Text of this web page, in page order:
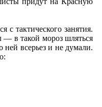
тактического занятия.
— в такой мороз шляться
всерьез и не думали.